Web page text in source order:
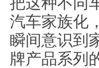
汽车家族化
瞬间意识到
牌产品系列